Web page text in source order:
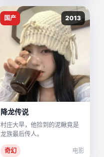
2013
国产
降龙传说
村庄大旱，他捡到的泥鳅竟是
龙族最后传人。
奇幻 电影